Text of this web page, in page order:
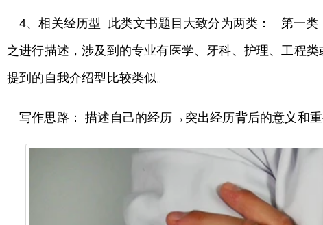
4、相关经历型 此类文书题目大致分为两类： 第一类
之进行描述，涉及到的专业有医学、牙科、护理、工程
提到的自我介绍型比较类似。
写作思路： 描述自己的经历→突出经历背后的意义和重